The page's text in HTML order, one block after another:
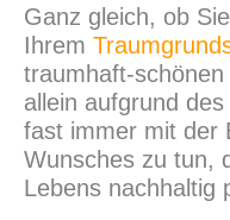
Ganz gleich, ob
Ihrem
traumhaft-schönen
allein aufgrund
fast immer mit der
Wunsches zu tun,
Lebens nachhaltig